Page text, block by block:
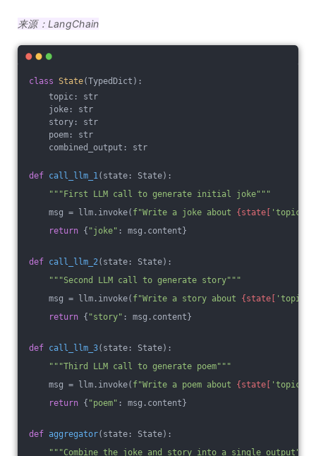
来源：LangChain
class State(TypedDict) :
topic: str
joke: str
story: str
poem: str
combined_output: str
def call_llm_1 (state: State) :
"""First LLM call to generate initial joke"""
msg = llm.invoke( f"Write a joke about {state[ 'topic'
return { "joke" : msg.content}
def call_llm_2 (state: State) :
"""Second LLM call to generate story"""
msg = llm.invoke( f"Write a story about {state[ 'topic'
return { "story" : msg.content}
def call_llm_3(state: State) :
"""Third LLM call to generate poem"""
msg = llm.invoke( f"Write a poem about {state[ 'topic'
return { "poem" : msg.content}
def aggregator(state: State) :
"""Combine the joke and story into a single output"""